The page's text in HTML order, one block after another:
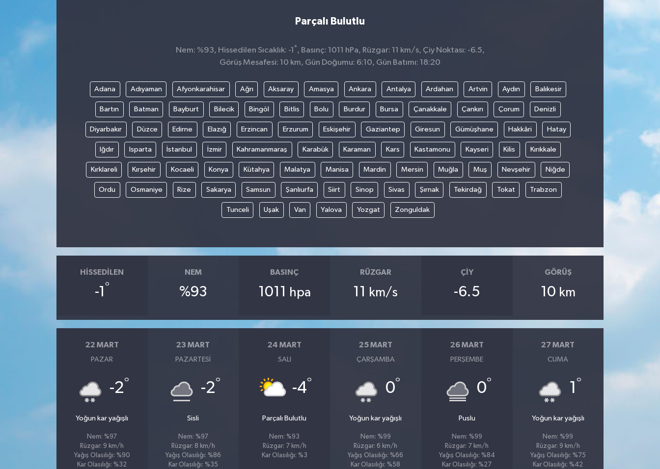
Parçalı Bulutlu
Nem: %93, Hissedilen Sıcaklık: -1 ° , Basınç: 1011 hPa, Rüzgar: 11 km/s, Çiy Noktası: -6.5,
Görüş Mesafesi: 10 km, Gün Doğumu: 6:10, Gün Batımı: 18:20
Adana Adıyaman Afyonkarahisar Ağrı Aksaray Amasya Ankara Antalya Ardahan Artvin Aydın Balıkesir
Bartın Batman Bayburt Bilecik Bingöl Bitlis Bolu Burdur Bursa Çanakkale Çankırı Çorum Denizli
Diyarbakır Düzce Edirne Elazığ Erzincan Erzurum Eskişehir Gaziantep Giresun Gümüşhane Hakkâri Hatay
Iğdır Isparta İstanbul İzmir Kahramanmaraş Karabük Karaman Kars Kastamonu Kayseri Kilis Kırıkkale
Kırklareli Kırşehir Kocaeli Konya Kütahya Malatya Manisa Mardin Mersin Muğla Muş Nevşehir Niğde
Ordu Osmaniye Rize Sakarya Samsun Şanlıurfa Siirt Sinop Sivas Şırnak Tekirdağ Tokat Trabzon
Tunceli Uşak Van Yalova Yozgat Zonguldak
HISSEDILEN
-1 °
NEM
%93
BASINÇ
1011 hpa
RÜZGAR
11 km/s
ÇIY
-6.5
GÖRÜŞ
10 km
22 MART
PAZAR
-2°
Yoğun kar yağışlı
Nem: %97
Rüzgar: 9 km/h
Yağış Olasılığı: %90
Kar Olasılığı: %32
23 MART
PAZARTESI
-2°
Sisli
Nem: %97
Rüzgar: 8 km/h
Yağış Olasılığı: %86
Kar Olasılığı: %35
24 MART
SALI
-4°
Parçalı Bulutlu
Nem: %93
Rüzgar: 7 km/h
Kar Olasılığı: %3
25 MART
ÇARŞAMBA
0°
Yoğun kar yağışlı
Nem: %99
Rüzgar: 6 km/h
Yağış Olasılığı: %66
Kar Olasılığı: %58
26 MART
PERŞEMBE
0°
Puslu
Nem: %99
Rüzgar: 7 km/h
Yağış Olasılığı: %84
Kar Olasılığı: %27
27 MART
CUMA
1 °
Yoğun kar yağışlı
Nem: %99
Rüzgar: 9 km/h
Yağış Olasılığı: %75
Kar Olasılığı: %42